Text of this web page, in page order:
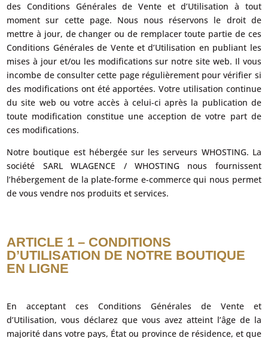
des Conditions Générales de Vente et d’Utilisation à tout
moment sur cette page. Nous nous réservons le droit de
mettre à jour, de changer ou de remplacer toute partie de ces
Conditions Générales de Vente et d’Utilisation en publiant les
mises à jour et/ou les modifications sur notre site web. Il vous
incombe de consulter cette page régulièrement pour vérifier si
des modifications ont été apportées. Votre utilisation continue
du site web ou votre accès à celui-ci après la publication de
toute modification constitue une acception de votre part de
ces modifications.
Notre boutique est hébergée sur les serveurs WHOSTING. La
société SARL WLAGENCE / WHOSTING nous fournissent
l’hébergement de la plate-forme e-commerce qui nous permet
de vous vendre nos produits et services.
ARTICLE 1 – CONDITIONS
D’UTILISATION DE NOTRE BOUTIQUE
EN LIGNE
En acceptant ces Conditions Générales de Vente et
d’Utilisation, vous déclarez que vous avez atteint l’âge de la
majorité dans votre pays, État ou province de résidence, et que